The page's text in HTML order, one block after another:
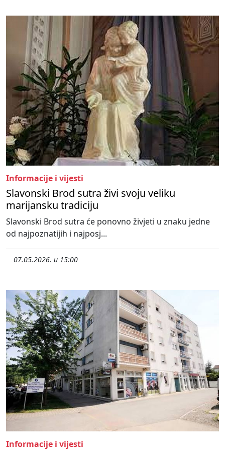
Informacije i vijesti
Slavonski Brod sutra živi svoju veliku
marijansku tradiciju
Slavonski Brod sutra će ponovno živjeti u znaku jedne
od najpoznatijih i najposj...
07.05.2026. u 15:00
Informacije i vijesti